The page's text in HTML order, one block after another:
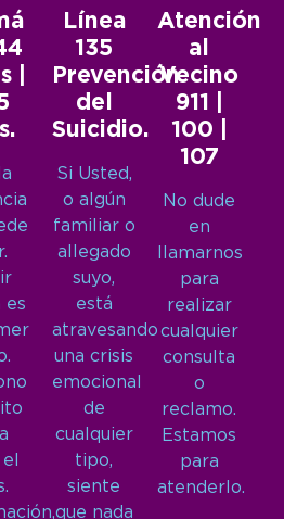
|
es
Línea
135
Prevención
del
Suicidio.
Si Usted,
o algún
familiar o
allegado
suyo,
está
atravesando
una crisis
emocional
de
cualquier
tipo,
siente
que nada
Atención
al
Vecino
911 |
100 |
107
No dude
en
llamarnos
para
realizar
cualquier
consulta
o
reclamo.
Estamos
para
atenderlo.